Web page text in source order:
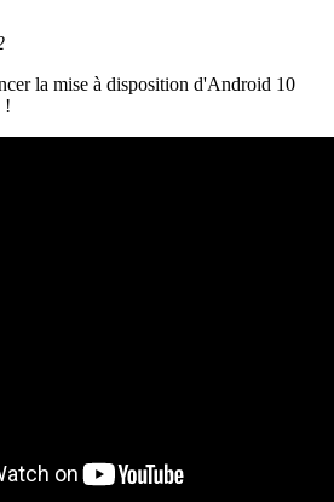
la mise à disposition d'Android 10
!